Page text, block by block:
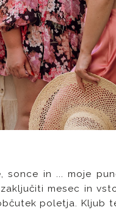
sonce in ... moje
mesec in
poletja. Kljub